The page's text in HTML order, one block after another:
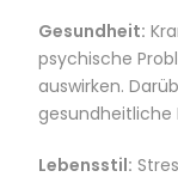
Gesundheit:
psychische
auswirken.
gesundheitliche
Lebensstil: